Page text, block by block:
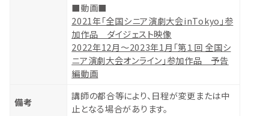
■動画■
2021年「全国シニア演劇大会inTokyo」参
加作品 ダイジェスト映像
2022年12月～2023年1月「第１回 全国シ
ニア演劇大会オンライン」参加作品 予告
編動画
備考
講師の都合等により、日程が変更または中
止となる場合があります。